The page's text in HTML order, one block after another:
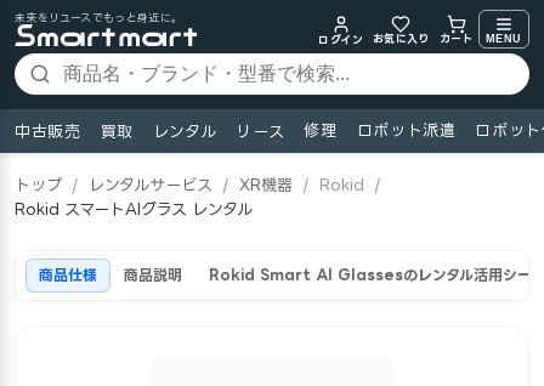
未来をリユースでもっと身近に。
ログイン
お気に入り カート MENU
中古販売 買取 レンタル リース 修理 ロボット派遣 ロボッ
トップ / レンタルサービス / XR機器 / Rokid
/
Rokid スマートAIグラス レンタル
商品仕様 商品説明 Rokid Smart AI Glassesのレンタル活用シー